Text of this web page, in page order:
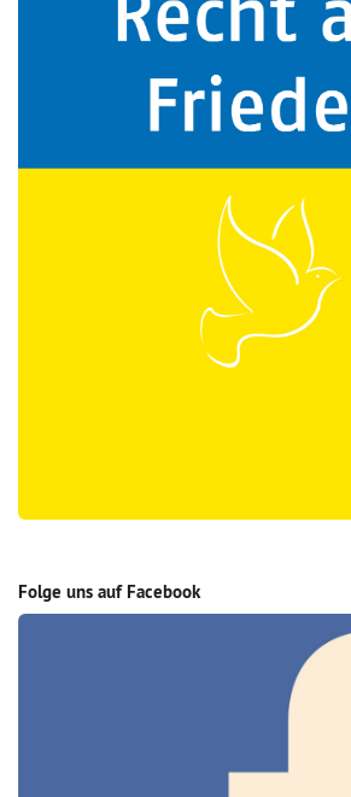
Folge uns auf Facebook